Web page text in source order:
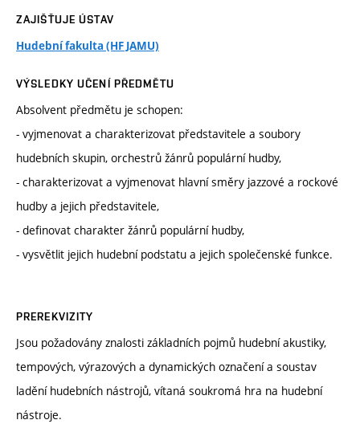
ZAJIŠŤUJE ÚSTAV
Hudební fakulta (HF JAMU)
VÝSLEDKY UČENÍ PŘEDMĚTU
Absolvent předmětu je schopen:
- vyjmenovat a charakterizovat představitele a soubory
hudebních skupin, orchestrů žánrů populární hudby,
- charakterizovat a vyjmenovat hlavní směry jazzové a rockové
hudby a jejich představitele,
- definovat charakter žánrů populární hudby,
- vysvětlit jejich hudební podstatu a jejich společenské funkce.
PREREKVIZITY
Jsou požadovány znalosti základních pojmů hudební akustiky,
tempových, výrazových a dynamických označení a soustav
ladění hudebních nástrojů, vítaná soukromá hra na hudební
nástroje.